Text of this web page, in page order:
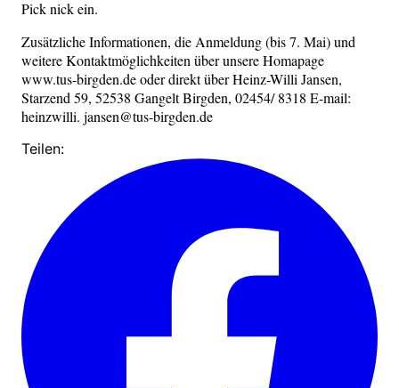
Pick nick ein.
Zusätzliche Informationen, die Anmeldung (bis 7. Mai) und
weitere Kontaktmöglichkeiten über unsere Homapage
www.tus-birgden.de oder direkt über Heinz-Willi Jansen,
Starzend 59, 52538 Gangelt Birgden, 02454/ 8318 E-mail:
heinzwilli. jansen@tus-birgden.de
Teilen: